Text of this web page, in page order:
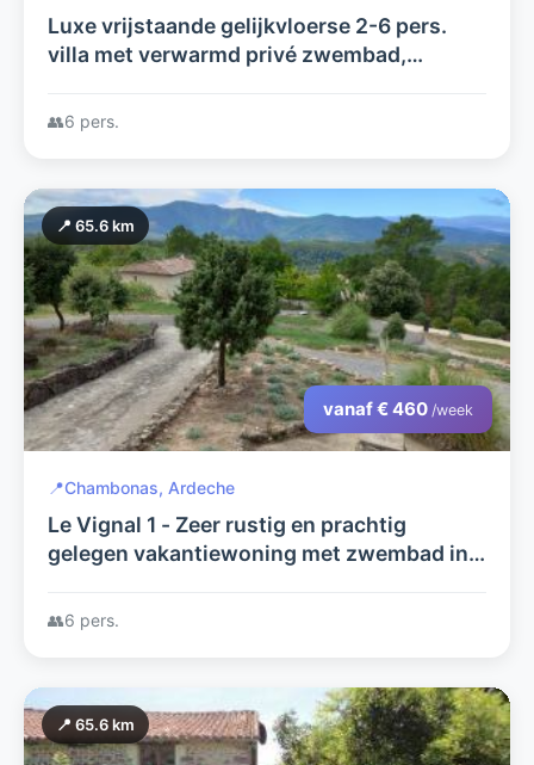
Luxe vrijstaande gelijkvloerse 2-6 pers.
villa met verwarmd privé zwembad,
Domaine met tennisbaan
👥6 pers.
📍 65.6 km
vanaf € 460 /week
📍Chambonas, Ardeche
Le Vignal 1 - Zeer rustig en prachtig
gelegen vakantiewoning met zwembad in
👥6 pers.
📍 65.6 km